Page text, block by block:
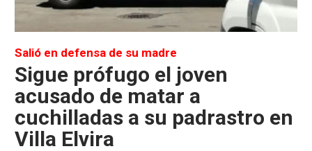
Salió en defensa de su madre
Sigue prófugo el joven
acusado de matar a
cuchilladas a su padrastro en
Villa Elvira